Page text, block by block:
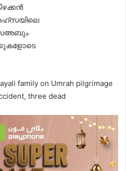
family on Umrah pilgrimage
three dead